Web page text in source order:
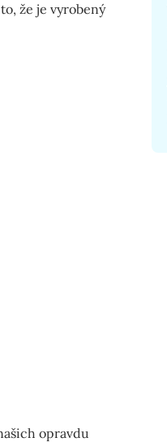
že je vyrobený
opravdu